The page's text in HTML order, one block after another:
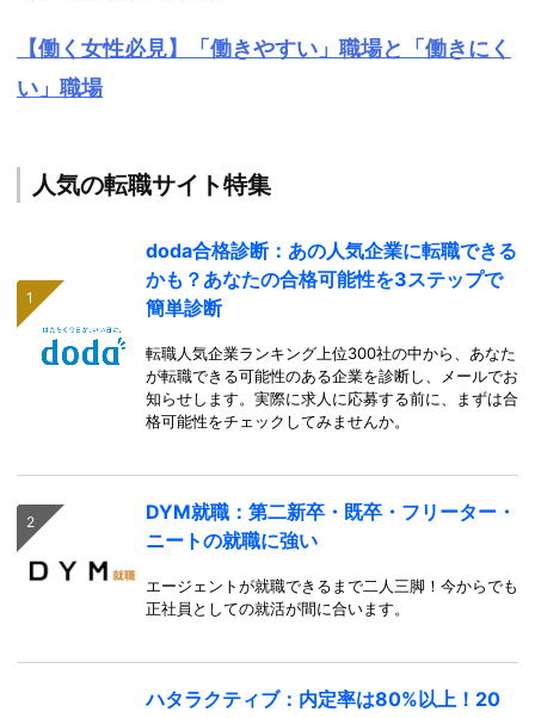
【働く女性必見】「働きやすい」職場と「働きにく
い」職場
人気の転職サイト特集
doda合格診断：あの人気企業に転職できる
かも？あなたの合格可能性を3ステップで
簡単診断
転職人気企業ランキング上位300社の中から、あなた
が転職できる可能性のある企業を診断し、メールでお
知らせします。実際に求人に応募する前に、まずは合
格可能性をチェックしてみませんか。
DYM就職：第二新卒・既卒・フリーター・
ニートの就職に強い
エージェントが就職できるまで二人三脚！今からでも
正社員としての就活が間に合います。
ハタラクティブ：内定率は80%以上！20